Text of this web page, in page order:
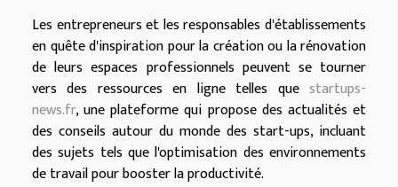
Les entrepreneurs et les responsables d'établissements
en quête d'inspiration pour la création ou la rénovation
de leurs espaces professionnels peuvent se tourner
vers des ressources en ligne telles que startups-
news.fr, une plateforme qui propose des actualités et
des conseils autour du monde des start-ups, incluant
des sujets tels que l'optimisation des environnements
de travail pour booster la productivité.